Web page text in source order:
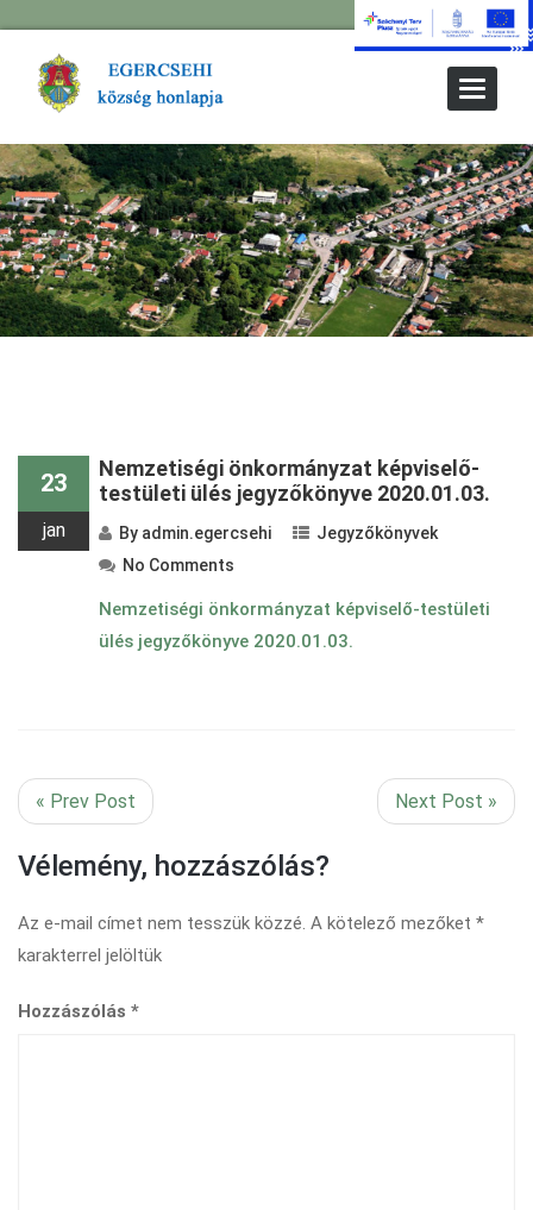
Toggle
23
jan
Nemzetiségi önkormányzat képviselő-
testületi ülés jegyzőkönyve 2020.01.03.
By admin.egercsehi
Jegyzőkönyvek
No Comments
Nemzetiségi önkormányzat képviselő-testületi
ülés jegyzőkönyve 2020.01.03.
« Prev Post Next Post »
Vélemény, hozzászólás?
Az e-mail címet nem tesszük közzé. A kötelező mezőket *
karakterrel jelöltük
Hozzászólás *